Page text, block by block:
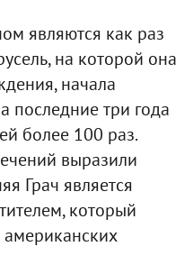
являются как раз
на которой она
начала
последние три года
более 100 раз.
выразили
Грач является
который